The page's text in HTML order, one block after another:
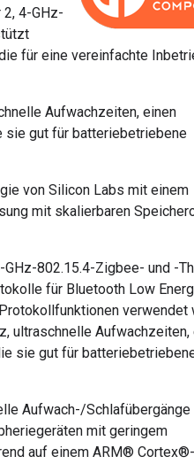
4-GHz-
für eine vereinfachte
Aufwachzeiten, einen
sie gut für batteriebetriebene
von Silicon Labs mit einem
mit skalierbaren
802.15.4-Zigbee- und -
für Bluetooth Low
verwendet
ultraschnelle Aufwachzeiten,
sie gut für
Aufwach-/Schlafübergänge
mit geringem
auf einem ARM®